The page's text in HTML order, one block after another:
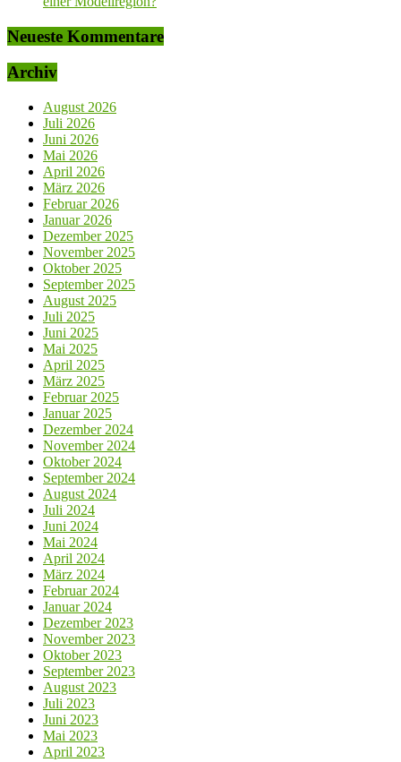
Neueste Kommentare
Archiv
August 2026
Juli 2026
Juni 2026
Mai 2026
April 2026
März 2026
Februar 2026
Januar 2026
Dezember 2025
November 2025
Oktober 2025
September 2025
August 2025
Juli 2025
Juni 2025
Mai 2025
April 2025
März 2025
Februar 2025
Januar 2025
Dezember 2024
November 2024
Oktober 2024
September 2024
August 2024
Juli 2024
Juni 2024
Mai 2024
April 2024
März 2024
Februar 2024
Januar 2024
Dezember 2023
November 2023
Oktober 2023
September 2023
August 2023
Juli 2023
Juni 2023
Mai 2023
April 2023